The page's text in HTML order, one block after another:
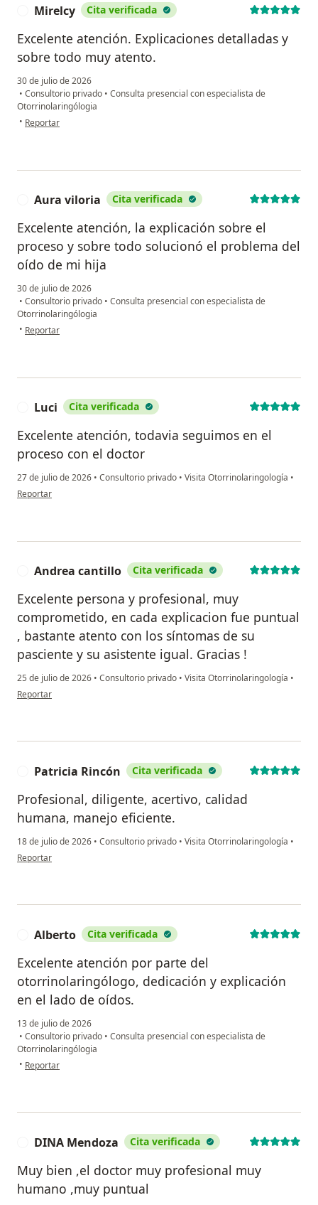
Mirelcy Cita verificada
Excelente atención. Explicaciones detalladas y
sobre todo muy atento.
30 de julio de 2026
• Consultorio privado • Consulta presencial con especialista de
Otorrinolaringólogia
• en opinión del usuario Mirelcy
Reportar
Aura viloria Cita verificada
Excelente atención, la explicación sobre el
proceso y sobre todo solucionó el problema del
oído de mi hija
30 de julio de 2026
• Consultorio privado • Consulta presencial con especialista de
Otorrinolaringólogia
• en opinión del usuario Aura viloria
Reportar
Luci Cita verificada
Excelente atención, todavia seguimos en el
proceso con el doctor
27 de julio de 2026 • Consultorio privado • Visita Otorrinolaringología •
en opinión del usuario Luci
Reportar
Andrea cantillo Cita verificada
Excelente persona y profesional, muy
comprometido, en cada explicacion fue puntual
, bastante atento con los síntomas de su
pasciente y su asistente igual. Gracias !
25 de julio de 2026 • Consultorio privado • Visita Otorrinolaringología •
en opinión del usuario Andrea cantillo
Reportar
Patricia Rincón Cita verificada
Profesional, diligente, acertivo, calidad
humana, manejo eficiente.
18 de julio de 2026 • Consultorio privado • Visita Otorrinolaringología •
en opinión del usuario Patricia Rincón
Reportar
Alberto Cita verificada
Excelente atención por parte del
otorrinolaringólogo, dedicación y explicación
en el lado de oídos.
13 de julio de 2026
• Consultorio privado • Consulta presencial con especialista de
Otorrinolaringólogia
• en opinión del usuario Alberto
Reportar
DINA Mendoza Cita verificada
Muy bien ,el doctor muy profesional muy
humano ,muy puntual